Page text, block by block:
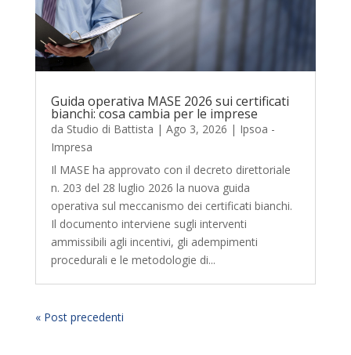
Guida operativa MASE 2026 sui certificati
bianchi: cosa cambia per le imprese
da Studio di Battista | Ago 3, 2026 | Ipsoa -
Impresa
Il MASE ha approvato con il decreto direttoriale
n. 203 del 28 luglio 2026 la nuova guida
operativa sul meccanismo dei certificati bianchi.
Il documento interviene sugli interventi
ammissibili agli incentivi, gli adempimenti
procedurali e le metodologie di...
« Post precedenti